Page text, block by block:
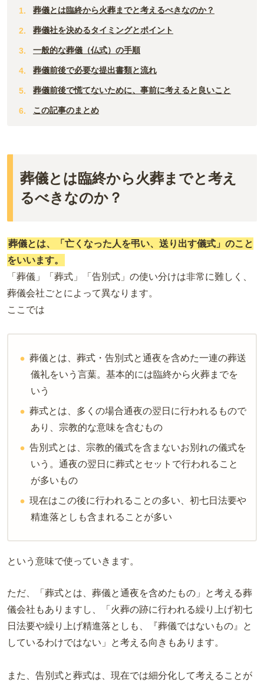
葬儀とは臨終から火葬までと考えるべきなのか？
葬儀社を決めるタイミングとポイント
一般的な葬儀（仏式）の手順
葬儀前後で必要な提出書類と流れ
葬儀前後で慌てないために、事前に考えると良いこと
この記事のまとめ
葬儀とは臨終から火葬までと考え
るべきなのか？
葬儀とは、「亡くなった人を弔い、送り出す儀式」のこと
をいいます。
「葬儀」「葬式」「告別式」の使い分けは非常に難しく、
葬儀会社ごとによって異なります。
ここでは
葬儀とは、葬式・告別式と通夜を含めた一連の葬送
儀礼をいう言葉。基本的には臨終から火葬までを
いう
葬式とは、多くの場合通夜の翌日に行われるもので
あり、宗教的な意味を含むもの
告別式とは、宗教的儀式を含まないお別れの儀式を
いう。通夜の翌日に葬式とセットで行われること
が多いもの
現在はこの後に行われることの多い、初七日法要や
精進落としも含まれることが多い
という意味で使っていきます。
ただ、「葬式とは、葬儀と通夜を含めたもの」と考える葬
儀会社もありますし、「火葬の跡に行われる繰り上げ初七
日法要や繰り上げ精進落としも、『葬儀ではないもの』と
しているわけではない」と考える向きもあります。
また、告別式と葬式は、現在では細分化して考えることが